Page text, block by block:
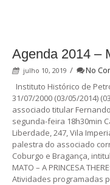
Agenda 2014 –
julho 10, 2019 /
No
Instituto Histórico de
31/07/2000 (03/05/2014)
associado titular
segunda-feira 18h30min
Liberdade, 247, Vila
palestra do associado
Coburgo e Bragança,
MATO – A PRINCESA
Atividades programadas